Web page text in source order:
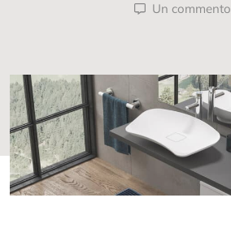
Un commento